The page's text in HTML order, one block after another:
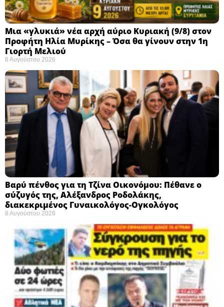
Μια «γλυκιά» νέα αρχή αύριο Κυριακή (9/8) στον
Προφήτη Ηλία Μυρίκης – Όσα θα γίνουν στην 1η
Γιορτή Μελιού
8 Αυγούστου 2026
Βαρύ πένθος για τη Τζίνα Οικονόμου: Πέθανε ο
σύζυγός της, Αλέξανδρος Ροδολάκης,
διακεκριμένος Γυναικολόγος-Ογκολόγος
8 Αυγούστου 2026